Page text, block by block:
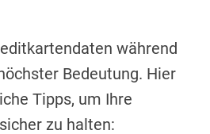
während
Bedeutung. Hier
Tipps, um Ihre
zu halten: